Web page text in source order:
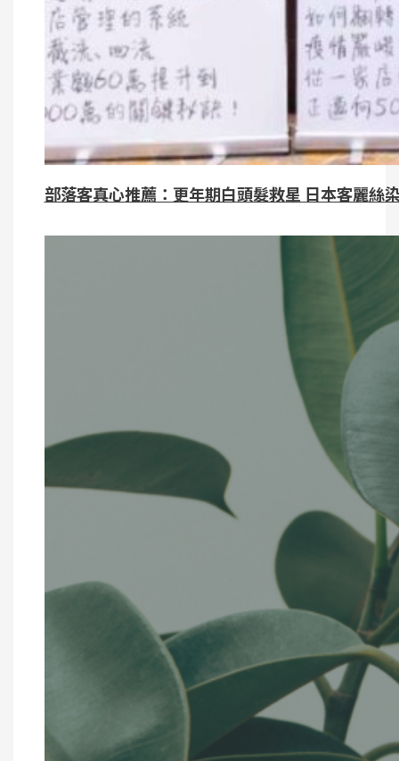
部落客真心推薦：更年期白頭髮救星 日本客麗絲